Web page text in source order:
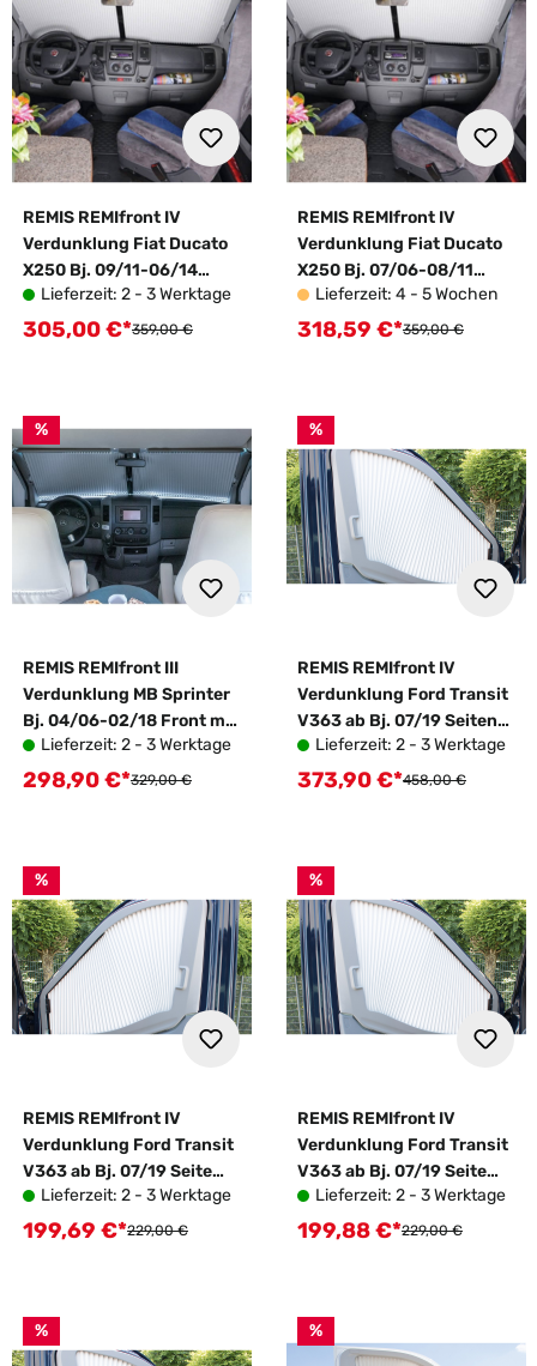
REMIS REMIfront IV
Verdunklung Fiat Ducato
X250 Bj. 09/11-06/14
Front ohne Sensoren
Lieferzeit: 2 - 3 Werktage
Verkaufspreis:
305,00 €*Regulärer Preis:
359,00 €
REMIS REMIfront IV
Verdunklung Fiat Ducato
X250 Bj. 07/06-08/11
Front ohne Sensoren
Lieferzeit: 4 - 5 Wochen
Verkaufspreis:
318,59 €*Regulärer Preis:
359,00 €
%
REMIS REMIfront III
Verdunklung MB Sprinter
Bj. 04/06-02/18 Front mit
Spiegelfuß gerade
Lieferzeit: 2 - 3 Werktage
Verkaufspreis:
298,90 €*Regulärer Preis:
329,00 €
%
REMIS REMIfront IV
Verdunklung Ford Transit
V363 ab Bj. 07/19 Seiten
links + rechts
Lieferzeit: 2 - 3 Werktage
Verkaufspreis:
373,90 €*Regulärer Preis:
458,00 €
%
REMIS REMIfront IV
Verdunklung Ford Transit
V363 ab Bj. 07/19 Seite
rechts
Lieferzeit: 2 - 3 Werktage
Verkaufspreis:
199,69 €*Regulärer Preis:
229,00 €
%
REMIS REMIfront IV
Verdunklung Ford Transit
V363 ab Bj. 07/19 Seite
linksLieferzeit: 2 - 3 Werktage
Verkaufspreis:
199,88 €*Regulärer Preis:
229,00 €
% %